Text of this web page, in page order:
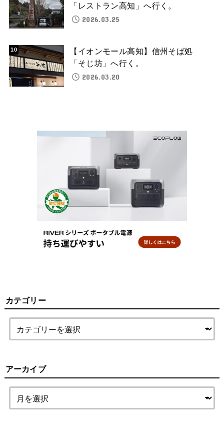
「レストラン高知」へ行く。
2026.03.25
【イオンモール高知】信州そば処
「そじ坊」へ行く。
2026.03.20
カテゴリー
アーカイブ